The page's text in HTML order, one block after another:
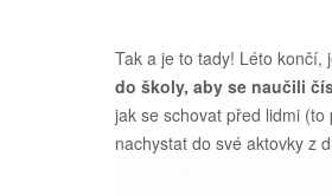
Tak a je to tady! Léto končí,
do školy, aby se naučili
jak se schovat před lidmi
nachystat do své aktovky z